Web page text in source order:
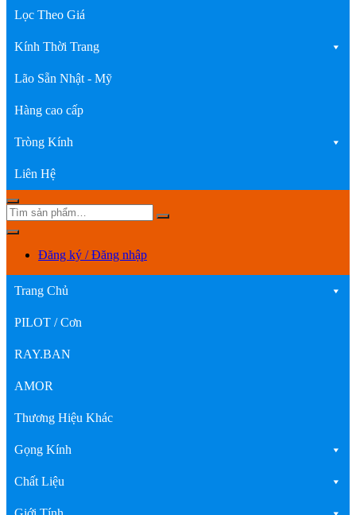
Lọc Theo Giá
Kính Thời Trang
Lão Sẵn Nhật - Mỹ
Hàng cao cấp
Tròng Kính
Liên Hệ
Đăng ký / Đăng nhập
Trang Chủ
PILOT / Cơn
RAY.BAN
AMOR
Thương Hiệu Khác
Gọng Kính
Chất Liệu